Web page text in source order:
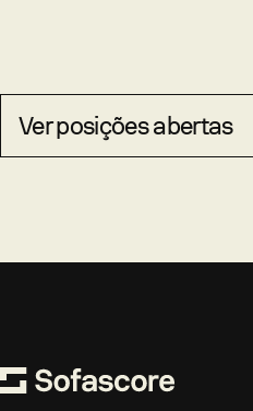
Ver posições abertas